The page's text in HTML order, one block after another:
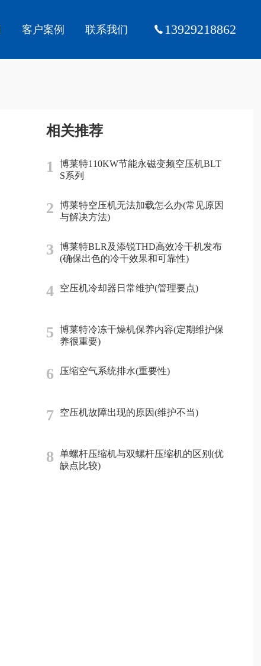
客户案例 联系我们 13929218862
相关推荐
1
博莱特110KW节能永磁变频空压机BLT
S系列
2
博莱特空压机无法加载怎么办(常见原因
与解决方法)
3
博莱特BLR及添锐THD高效冷干机发布
(确保出色的冷干效果和可靠性)
4 空压机冷却器日常维护(管理要点)
5
博莱特冷冻干燥机保养内容(定期维护保
养很重要)
6 压缩空气系统排水(重要性)
7 空压机故障出现的原因(维护不当)
8
单螺杆压缩机与双螺杆压缩机的区别(优
缺点比较)